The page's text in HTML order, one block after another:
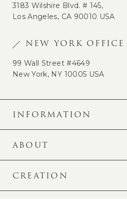
3183 Wilshire Blvd. # 145,
Los Angeles, CA 90010 USA
NEW YORK OFFICE
99 Wall Street #4649
New York, NY 10005 USA
INFORMATION
ABOUT
CREATION